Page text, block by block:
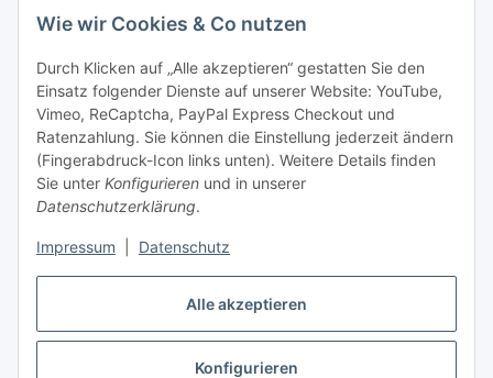
Alle akzeptieren
Konfigurieren
Wie wir Cookies & Co nutzen
Durch Klicken auf „Alle akzeptieren“ gestatten Sie den
Einsatz folgender Dienste auf unserer Website: YouTube,
Vimeo, ReCaptcha, PayPal Express Checkout und
Ratenzahlung. Sie können die Einstellung jederzeit ändern
(Fingerabdruck-Icon links unten). Weitere Details finden
Sie unter Konfigurieren und in unserer
Datenschutzerklärung.
Impressum Datenschutz
Unsere Seiten
Social Media
Vertrag widerrufen
* Alle Preise inkl. gesetzlicher USt., ** siehe Lieferbedingungen, zzgl.